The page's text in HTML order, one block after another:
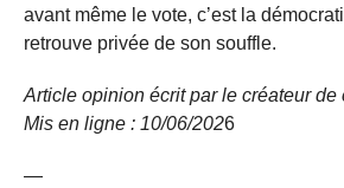
avant même le vote, c’est la
retrouve privée de son souffle.
Article opinion écrit par le créateur de
Mis en ligne : 10/06/2026
—